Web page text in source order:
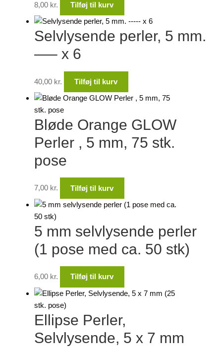
8,00 kr. Tilføj til kurv
Selvlysende perler, 5 mm.
—– x 6
40,00 kr. Tilføj til kurv
Bløde Orange GLOW
Perler , 5 mm, 75 stk.
pose
7,00 kr. Tilføj til kurv
5 mm selvlysende perler
(1 pose med ca. 50 stk)
6,00 kr. Tilføj til kurv
Ellipse Perler,
Selvlysende, 5 x 7 mm